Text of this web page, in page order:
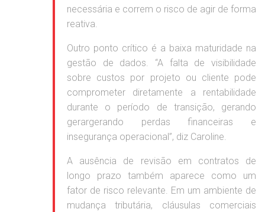
necessária e correm o risco de agir de forma
reativa.
Outro ponto crítico é a baixa maturidade na
gestão de dados. “A falta de visibilidade
sobre custos por projeto ou cliente pode
comprometer diretamente a rentabilidade
durante o período de transição, gerando
gerargerando perdas financeiras e
insegurança operacional”, diz Caroline.
A ausência de revisão em contratos de
longo prazo também aparece como um
fator de risco relevante. Em um ambiente de
mudança tributária, cláusulas comerciais